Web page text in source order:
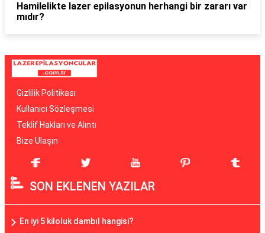
Hamilelikte lazer epilasyonun herhangi bir zararı var
mıdır?
Gizlilik Politikası
Kullanıcı Sözleşmesi
Teklif Hakları ve Alıntı
Bize Ulaşın
SON EKLENEN YAZILAR
En iyi 5 kiloluk dambıl hangisi?